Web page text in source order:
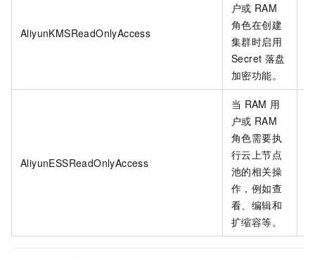
AliyunKMSReadOnlyAccess
户或 RAM
角色在创建
集群时启用
Secret 落盘
加密功能。
AliyunESSReadOnlyAccess
当 RAM 用
户或 RAM
角色需要执
行云上节点
池的相关操
作，例如查
看、编辑和
扩缩容等。